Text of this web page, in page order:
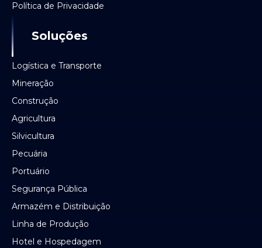
Política de Privacidade
Soluções
Logística e Transporte
Mineração
Construção
Agricultura
Silvicultura
Pecuária
Portuário
Segurança Pública
Armazém e Distribuição
Linha de Produção
Hotel e Hospedagem